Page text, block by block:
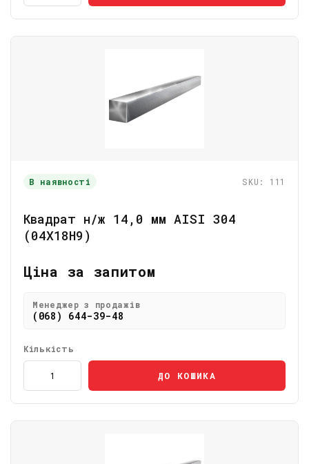
В наявності SKU: 111
Квадрат н/ж 14,0 мм AISI 304
(04Х18Н9)
Ціна за запитом
Менеджер з продажів
(068) 644-39-48
Кількість
ДО КОШИКА